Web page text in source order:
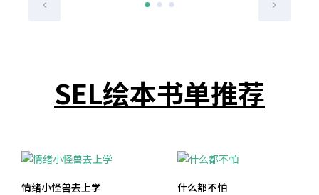
SEL绘本书单推荐
情绪小怪兽去上学 什么都不怕